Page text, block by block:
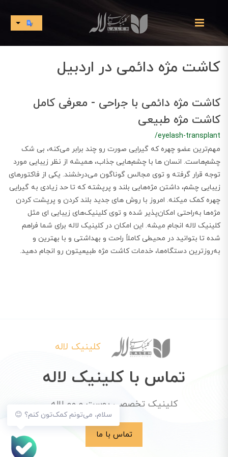
کاشت مژه دائمی در اردبیل
کاشت مژه دائمی با جراحی - معرفی کامل
کاشت مژه طبیعی
/eyelash-transplant
مهم‌ترین عضو چهره که گیرایی صورت رو چند برابر می‌کنه، بی شک
چشم‌هاست. انسان ها با چشم‌هایی جذاب، همیشه از نظر زیبایی مورد
توجه قرار گرفته و توی مجالس گوناگون می‌درخشند. یکی از فاکتورهای
زیبایی چشم، داشتن مژه‌هایی بلند و پرپشته که تا حد زیادی به گیرایی
چهره کمک میکنه. امروز با روش های جدید بلند کردن و پرپشت کردن
مژه‌ها به‌راحتی امکان‌پذیر شده و توی کلینیک‌های زیبایی ای مثل
کلینیک لاله انجام میشه. این امکان در کلینیک لاله برای شما فراهم
شده تا بتوانید در محیطی کاملاً راحت و بهداشتی و با بهترین و
به‌روزترین دستگاه‌ها، خدمات کاشت مژه طبیعیتون رو انجام دهید.
سلام، می‌تونم کمک‌تون کنم؟ 😊
کلینیک لاله
تماس با کلینیک لاله
کلینیک تخصصی پوست و مو لاله
تماس با ما